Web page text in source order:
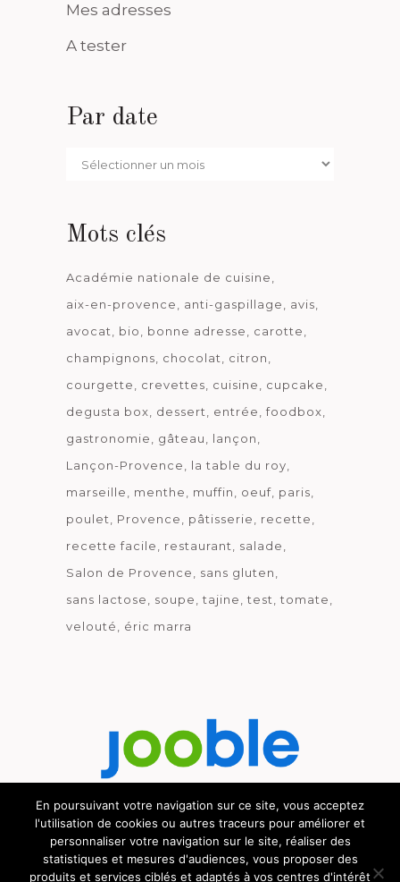
Mes adresses
A tester
Par date
Par
Mots clés
Académie nationale de cuisine
aix-en-provence
anti-gaspillage
avis
avocat
bio bonne adresse
carotte
champignons
chocolat
citron
courgette
crevettes cuisine
cupcake
degusta box
dessert entrée
foodbox
gastronomie
gâteau
lançon
Lançon-Provence
la table du roy
marseille
menthe muffin oeuf paris
poulet
Provence pâtisserie
recette
recette facile
restaurant
salade
Salon de Provence
sans gluten
sans lactose
soupe tajine test tomate
velouté
éric marra
Découvrez le métier de la cuisine.
En poursuivant votre navigation sur ce site, vous acceptez
l'utilisation de cookies ou autres traceurs pour améliorer et
personnaliser votre navigation sur le site, réaliser des
statistiques et mesures d'audiences, vous proposer des
produits et services ciblés et adaptés à vos centres d'intérêt